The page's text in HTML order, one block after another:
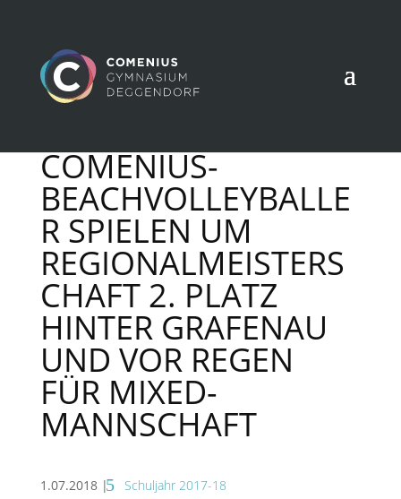
COMENIUS-
BEACHVOLLEYBALLE
R SPIELEN UM
REGIONALMEISTERS
CHAFT 2. PLATZ
HINTER GRAFENAU
UND VOR REGEN
FÜR MIXED-
MANNSCHAFT
1.07.2018| Schuljahr 2017-18